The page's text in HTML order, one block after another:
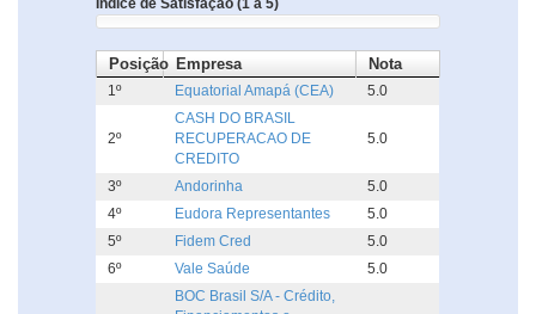
Índice de Satisfação (1 a 5)
Posição Empresa Nota
1º Equatorial Amapá (CEA) 5.0
2º
CASH DO BRASIL
RECUPERACAO DE
CREDITO
5.0
3º Andorinha
5.0
4º
Eudora Representantes
5.0
5º
Fidem Cred
5.0
6º
Vale Saúde 5.0
BOC Brasil S/A - Crédito,